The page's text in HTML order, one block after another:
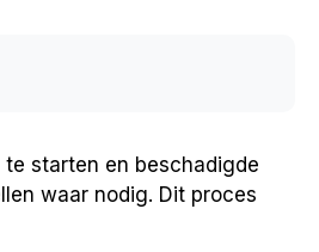
te starten en beschadigde
waar nodig. Dit proces